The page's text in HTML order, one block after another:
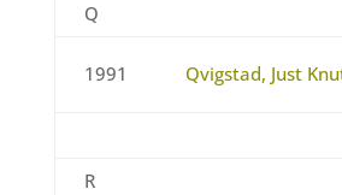
Q
1991 Qvigstad, Just
R